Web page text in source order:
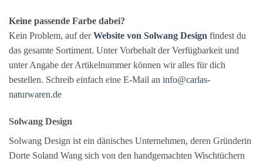
Keine passende Farbe dabei?
Kein Problem, auf derWebsite von Solwang Design findest du
das gesamte Sortiment. Unter Vorbehalt der Verfügbarkeit und
unter Angabe der Artikelnummer können wir alles für dich
bestellen. Schreib einfach eine E-Mail an info@carlas-
naturwaren.de
Solwang Design
Solwang Design ist ein dänisches Unternehmen, deren Gründerin
Dorte Soland Wang sich von den handgemachten Wischtüchern